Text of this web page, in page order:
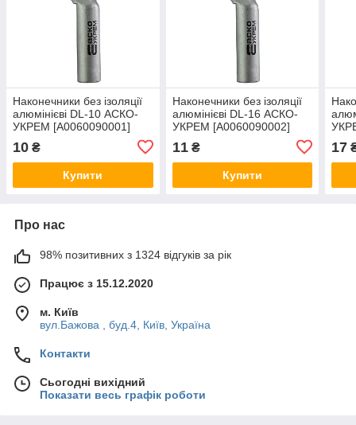
Наконечники без ізоляції
алюмінієві DL-10 АСКО-
УКРЕМ [A0060090001]
10 ₴
Купити
Наконечники без ізоляції
алюмінієві DL-16 АСКО-
УКРЕМ [A0060090002]
11₴
Купити
17
Про нас
98% позитивних з 1324 відгуків за рік
Працює з 15.12.2020
м. Київ
вул.Бажова , буд.4, Київ, Україна
Контакти
Сьогодні вихідний
Показати весь графік роботи